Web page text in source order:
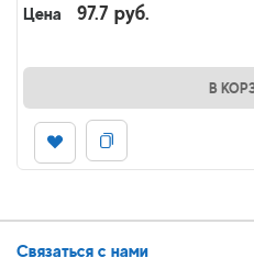
Цена 97.7 руб.
В
Связаться с нами